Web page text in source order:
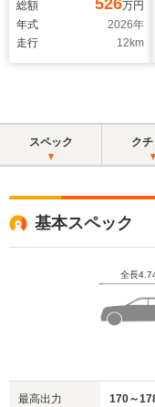
ー/AC100V/スペアタ
イヤ/ワイヤレス充電/
総額
526万円
年式
2026年
走行
12 km
スペック クチ
基本スペック
全長
最高出力 170～